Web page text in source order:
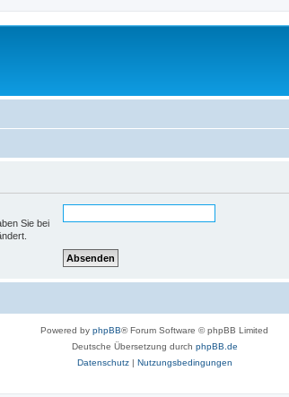
Sie bei
Powered by phpBB® Forum Software © phpBB Limited
Deutsche Übersetzung durch phpBB.de
Datenschutz| Nutzungsbedingungen